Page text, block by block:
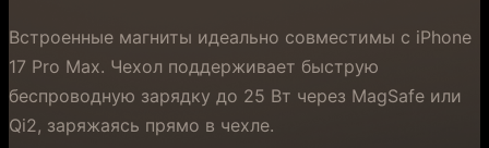
Встроенные магниты идеально совместимы с iPhone
17 Pro Max. Чехол поддерживает быструю
беспроводную зарядку до 25 Вт через MagSafe или
Qi2, заряжаясь прямо в чехле.